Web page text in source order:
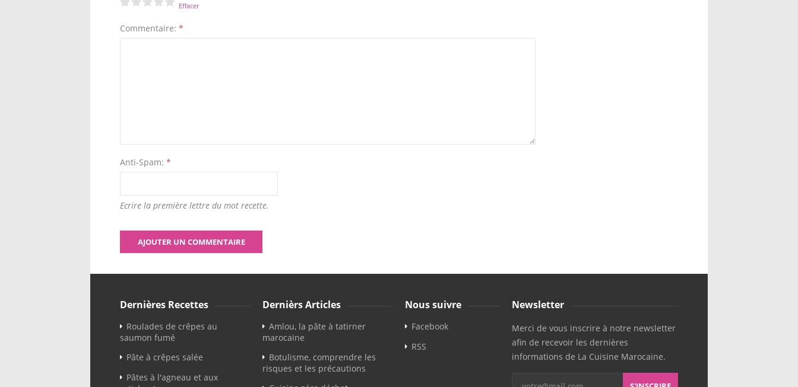
Effacer
Commentaire: *
Anti-Spam: *
Ecrire la première lettre du mot recette.
Dernières Recettes
Roulades de crêpes au
saumon fumé
Pâte à crêpes salée
Pâtes à l'agneau et aux
Dernièrs Articles
Amlou, la pâte à tatirner
marocaine
Botulisme, comprendre les
risques et les précautions
Nous suivre
Facebook
RSS
Newsletter
Merci de vous inscrire à notre newsletter
afin de recevoir les dernières
informations de La Cuisine Marocaine.